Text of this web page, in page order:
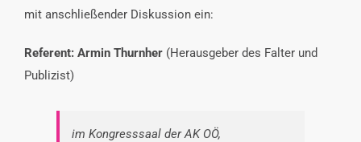
mit anschließender Diskussion ein:
Referent: Armin Thurnher (Herausgeber des Falter und
Publizist)
im Kongresssaal der AK OÖ,